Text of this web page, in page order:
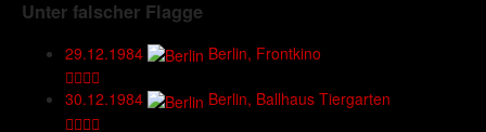
Unter falscher Flagge
29.12.1984 Berlin, Frontkino
30.12.1984 Berlin, Ballhaus Tiergarten